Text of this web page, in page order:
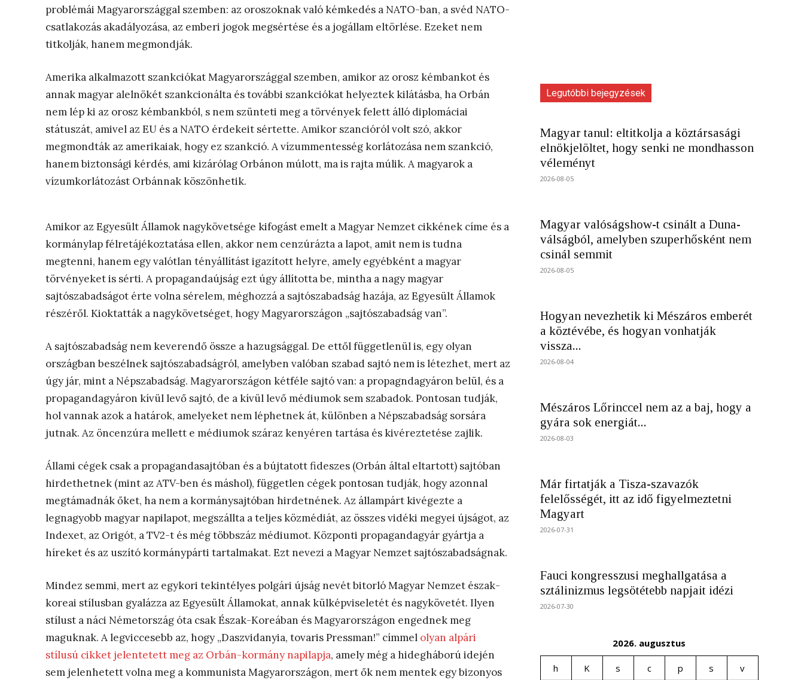
problémái Magyarországgal szemben: az oroszoknak való kémkedés a NATO-ban, a svéd NATO-
csatlakozás akadályozása, az emberi jogok megsértése és a jogállam eltörlése. Ezeket nem
titkolják, hanem megmondják.
Amerika alkalmazott szankciókat Magyarországgal szemben, amikor az orosz kémbankot és
annak magyar alelnökét szankcionálta és további szankciókat helyeztek kilátásba, ha Orbán
nem lép ki az orosz kémbankból, s nem szünteti meg a törvények felett álló diplomáciai
státuszát, amivel az EU és a NATO érdekeit sértette. Amikor szancióról volt szó, akkor
megmondták az amerikaiak, hogy ez szankció. A vízummentesség korlátozása nem szankció,
hanem biztonsági kérdés, ami kizárólag Orbánon múlott, ma is rajta múlik. A magyarok a
vízumkorlátozást Orbánnak köszönhetik.
Amikor az Egyesült Államok nagykövetsége kifogást emelt a Magyar Nemzet cikkének címe és a
kormánylap félretájékoztatása ellen, akkor nem cenzúrázta a lapot, amit nem is tudna
megtenni, hanem egy valótlan tényállítást igazított helyre, amely egyébként a magyar
törvényeket is sérti. A propagandaújság ezt úgy állította be, mintha a nagy magyar
sajtószabadságot érte volna sérelem, méghozzá a sajtószabadság hazája, az Egyesült Államok
részéről. Kioktatták a nagykövetséget, hogy Magyarországon „sajtószabadság van”.
A sajtószabadság nem keverendő össze a hazugsággal. De ettől függetlenül is, egy olyan
országban beszélnek sajtószabadságról, amelyben valóban szabad sajtó nem is létezhet, mert az
úgy jár, mint a Népszabadság. Magyarországon kétféle sajtó van: a propagndagyáron belül, és a
propagandagyáron kívül levő sajtó, de a kívül levő médiumok sem szabadok. Pontosan tudják,
hol vannak azok a határok, amelyeket nem léphetnek át, különben a Népszabadság sorsára
jutnak. Az öncenzúra mellett e médiumok száraz kenyéren tartása és kivéreztetése zajlik.
Állami cégek csak a propagandasajtóban és a bújtatott fideszes (Orbán által eltartott) sajtóban
hirdethetnek (mint az ATV-ben és máshol), független cégek pontosan tudják, hogy azonnal
megtámadnák őket, ha nem a kormánysajtóban hirdetnének. Az állampárt kivégezte a
legnagyobb magyar napilapot, megszállta a teljes közmédiát, az összes vidéki megyei újságot, az
Indexet, az Origót, a TV2-t és még többszáz médiumot. Központi propagandagyár gyártja a
híreket és az uszító kormánypárti tartalmakat. Ezt nevezi a Magyar Nemzet sajtószabadságnak.
Mindez semmi, mert az egykori tekintélyes polgári újság nevét bitorló Magyar Nemzet észak-
koreai stílusban gyalázza az Egyesült Államokat, annak külképviseletét és nagykövetét. Ilyen
stílust a náci Németország óta csak Észak-Koreában és Magyarországon engednek meg
maguknak. A legviccesebb az, hogy „Daszvidanyia, tovaris Pressman!” címmel olyan alpári
stílusú cikket jelentetett meg az Orbán-kormány napilapja, amely még a hidegháború idején
sem jelenhetett volna meg a kommunista Magyarországon, mert ők nem mentek egy bizonyos
Legutóbbi bejegyzések
Magyar tanul: eltitkolja a köztársasági
elnökjelöltet, hogy senki ne mondhasson
véleményt
2026-08-05
Magyar valóságshow-t csinált a Duna-
válságból, amelyben szuperhősként nem
csinál semmit
2026-08-05
Hogyan nevezhetik ki Mészáros emberét
a köztévébe, és hogyan vonhatják
vissza...
2026-08-04
Mészáros Lőrinccel nem az a baj, hogy a
gyára sok energiát...
2026-08-03
Már firtatják a Tisza-szavazók
felelősségét, itt az idő figyelmeztetni
Magyart
2026-07-31
Fauci kongresszusi meghallgatása a
sztálinizmus legsötétebb napjait idézi
2026-07-30
2026. augusztus
h K s c p s
v